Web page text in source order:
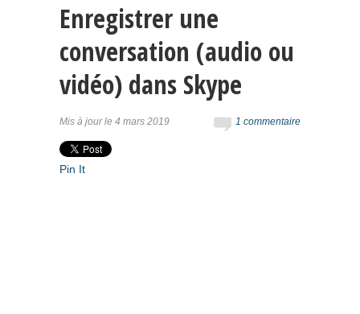
Enregistrer une
conversation (audio ou
vidéo) dans Skype
1 commentaire
Mis à jour le 4 mars 2019
Pin It